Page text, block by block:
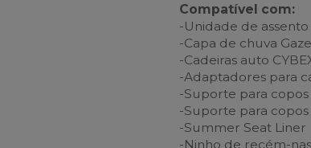
Compatível com:
-Unidade de
-Capa de chuva
-Cadeiras auto
-Adaptadores para
-Suporte para ­copos
-Suporte para copos
-Summer Seat Liner
-Ninho de recém-